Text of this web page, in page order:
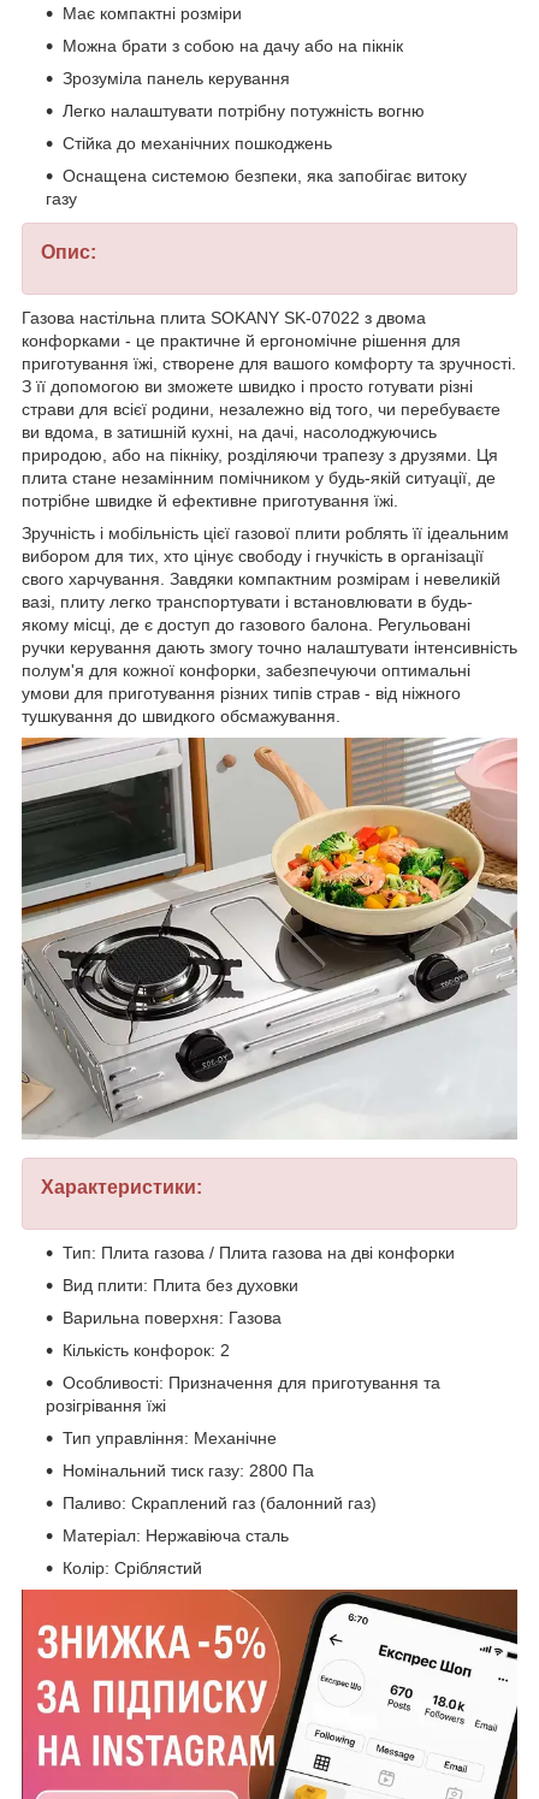
Має компактні розміри
Можна брати з собою на дачу або на пікнік
Зрозуміла панель керування
Легко налаштувати потрібну потужність вогню
Стійка до механічних пошкоджень
Оснащена системою безпеки, яка запобігає витоку
газу
Опис:
Газова настільна плита SOKANY SK-07022 з двома
конфорками - це практичне й ергономічне рішення для
приготування їжі, створене для вашого комфорту та зручності.
З її допомогою ви зможете швидко і просто готувати різні
страви для всієї родини, незалежно від того, чи перебуваєте
ви вдома, в затишній кухні, на дачі, насолоджуючись
природою, або на пікніку, розділяючи трапезу з друзями. Ця
плита стане незамінним помічником у будь-якій ситуації, де
потрібне швидке й ефективне приготування їжі.
Зручність і мобільність цієї газової плити роблять її ідеальним
вибором для тих, хто цінує свободу і гнучкість в організації
свого харчування. Завдяки компактним розмірам і невеликій
вазі, плиту легко транспортувати і встановлювати в будь-
якому місці, де є доступ до газового балона. Регульовані
ручки керування дають змогу точно налаштувати інтенсивність
полум'я для кожної конфорки, забезпечуючи оптимальні
умови для приготування різних типів страв - від ніжного
тушкування до швидкого обсмажування.
Характеристики:
Тип: Плита газова / Плита газова на дві конфорки
Вид плити: Плита без духовки
Варильна поверхня: Газова
Кількість конфорок: 2
Особливості: Призначення для приготування та
розігрівання їжі
Тип управління: Механічне
Номінальний тиск газу: 2800 Па
Паливо: Скраплений газ (балонний газ)
Матеріал: Нержавіюча сталь
Колір: Сріблястий